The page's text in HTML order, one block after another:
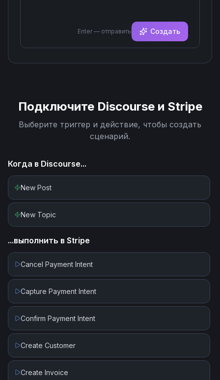
Enter — отправить Создать
Подключите Discourseи Stripe
Выберите триггер и действие, чтобы создать
сценарий.
Когда в Discourse...
New Post
New Topic
...выполнить в Stripe
Cancel Payment Intent
Capture Payment Intent
Confirm Payment Intent
Create Customer
Create Invoice